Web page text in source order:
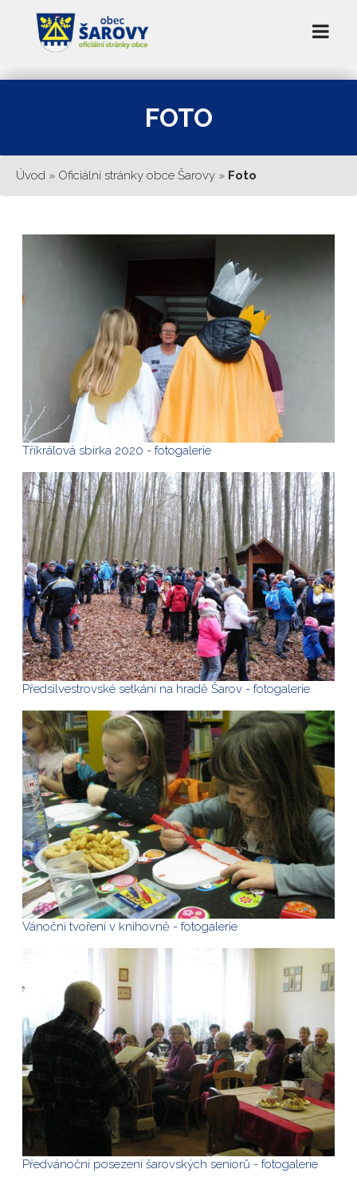
FOTO
Úvod » Oficiální stránky obce Šarovy » Foto
Tříkrálová sbírka 2020 - fotogalerie
Předsilvestrovské setkání na hradě Šarov - fotogalerie
Vánoční tvoření v knihovně - fotogalerie
Předvánoční posezení šarovských seniorů - fotogalerie